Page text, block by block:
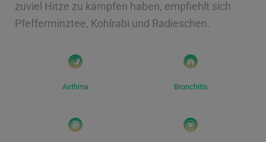
zuviel Hitze zu kämpfen haben, empfiehlt sich
Pfefferminztee, Kohlrabi und Radieschen.
Asthma Bronchitis